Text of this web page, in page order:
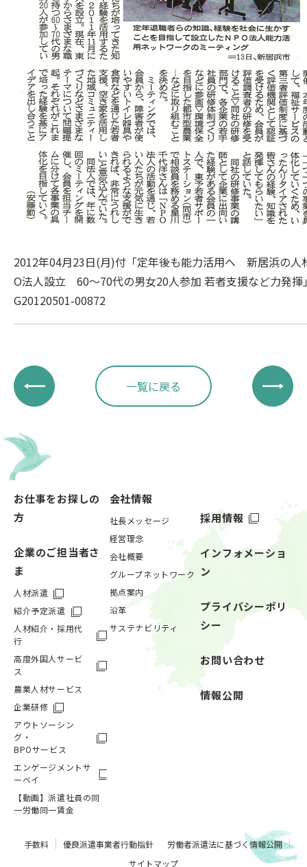
2012年04月23日(月)付「定年後も能力活用へ 新居浜の人
O法人設立 60～70代の男女20人参加 若者支援など力発揮
G20120501-00872
一覧に戻る
お仕事をお探しの
方
企業のご担当者さ
ま
人材派遣
紹介予定派遣
人材紹介・採用代
行
高度外国人サービ
ス
農業人材サービス
企業研修
アウトソーシン
グ・
BPOサービス
エンゲージメントサ
ーベイ
【動画】派遣社員の同
一労働同一賃金
会社情報
社長メッセージ
経営理念
会社概要
グループネットワーク
拠点案内
沿革
サステナビリティ
採用情報
インフォメーショ
ン
プライバシーポリ
シー
お問い合わせ
情報公開
手数料 優良派遣事業者行動指針
労働者派遣法に基づく情報公開
サイトマップ